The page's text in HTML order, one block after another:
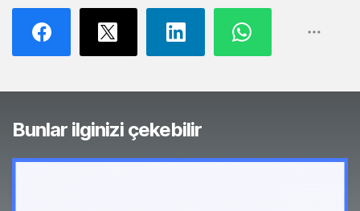
Bunlar ilginizi çekebilir